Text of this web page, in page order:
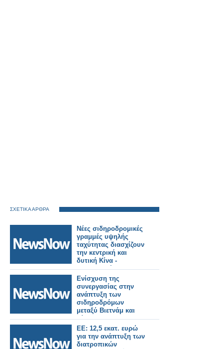
ΣΧΕΤΙΚΑ ΑΡΘΡΑ
Νέες σιδηροδρομικές
γραμμές υψηλής
ταχύτητας διασχίζουν
την κεντρική και
δυτική Κίνα -
Συντονισμένη
ανάπτυξη.
Ενίσχυση της
συνεργασίας στην
ανάπτυξη των
σιδηροδρόμων
μεταξύ Βιετνάμ και
Κίνας.
ΕΕ: 12,5 εκατ. ευρώ
για την ανάπτυξη των
διατροπικών